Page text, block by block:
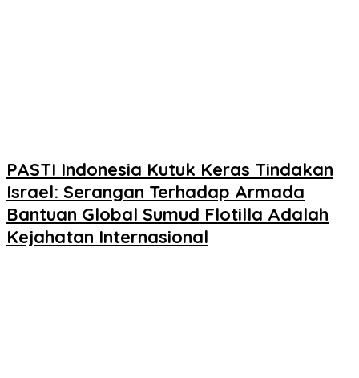
PASTI Indonesia Kutuk Keras Tindakan
Israel: Serangan Terhadap Armada
Bantuan Global Sumud Flotilla Adalah
Kejahatan Internasional